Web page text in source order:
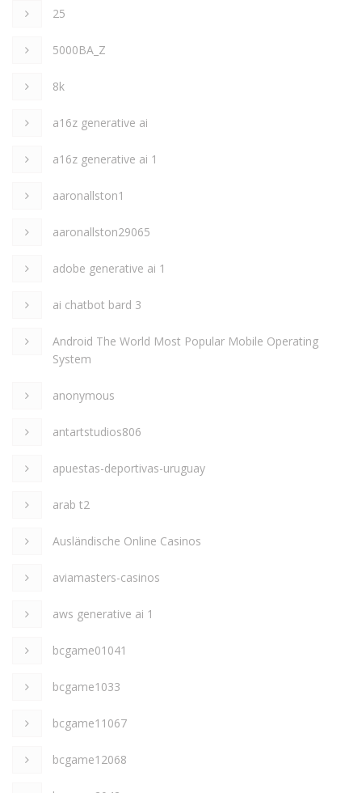
25
5000BA_Z
8k
a16z generative ai
a16z generative ai 1
aaronallston1
aaronallston29065
adobe generative ai 1
ai chatbot bard 3
Android The World Most Popular Mobile Operating
System
anonymous
antartstudios806
apuestas-deportivas-uruguay
arab t2
Ausländische Online Casinos
aviamasters-casinos
aws generative ai 1
bcgame01041
bcgame1033
bcgame11067
bcgame12068